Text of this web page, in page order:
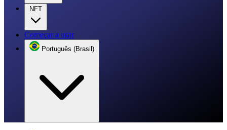
NFT
Começar a usar
Português (Brasil)